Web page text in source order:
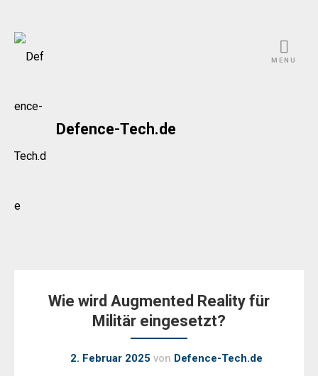
Skip
Defence-Tech.de
MENU
Wie wird Augmented Reality für
Militär eingesetzt?
2. Februar 2025 von Defence-Tech.de